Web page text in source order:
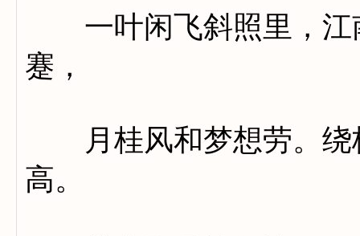
一叶闲飞斜照里，江
蹇，
月桂风和梦想劳。绕
高。